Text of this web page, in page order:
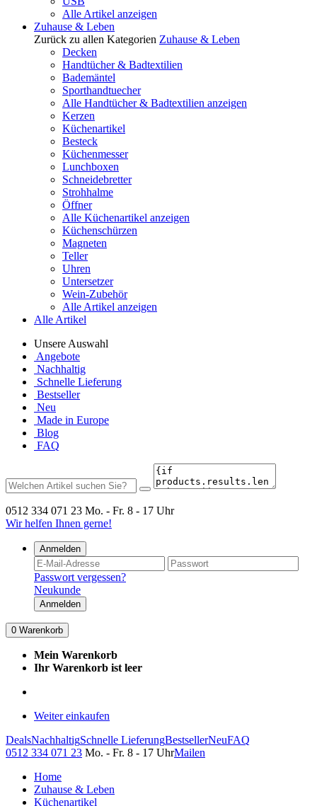
Alle Artikel anzeigen
Zuhause & Leben
Zurück zu allen Kategorien Zuhause & Leben
Decken
Handtücher & Badtextilien
Bademäntel
Sporthandtuecher
Alle Handtücher & Badtextilien anzeigen
Kerzen
Küchenartikel
Besteck
Küchenmesser
Lunchboxen
Schneidebretter
Strohhalme
Öffner
Alle Küchenartikel anzeigen
Küchenschürzen
Magneten
Teller
Uhren
Untersetzer
Wein-Zubehör
Alle Artikel anzeigen
Alle Artikel
Unsere Auswahl
Angebote
Nachhaltig
Schnelle Lieferung
Bestseller
Neu
Made in Europe
Blog
FAQ
0512 334 071 23 Mo. - Fr. 8 - 17 Uhr
Wir helfen Ihnen gerne!
Anmelden
Passwort vergessen?
Neukunde
Anmelden
0 Warenkorb
Mein Warenkorb
Ihr Warenkorb ist leer
Weiter einkaufen
DealsNachhaltigSchnelle LieferungBestsellerNeuFAQ
0512 334 071 23 Mo. - Fr. 8 - 17 UhrMailen
Home
Zuhause & Leben
Küchenartikel